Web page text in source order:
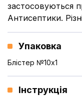
застосовуються
Антисептики.
Упаковка
Блістер №10x1
Інструкція